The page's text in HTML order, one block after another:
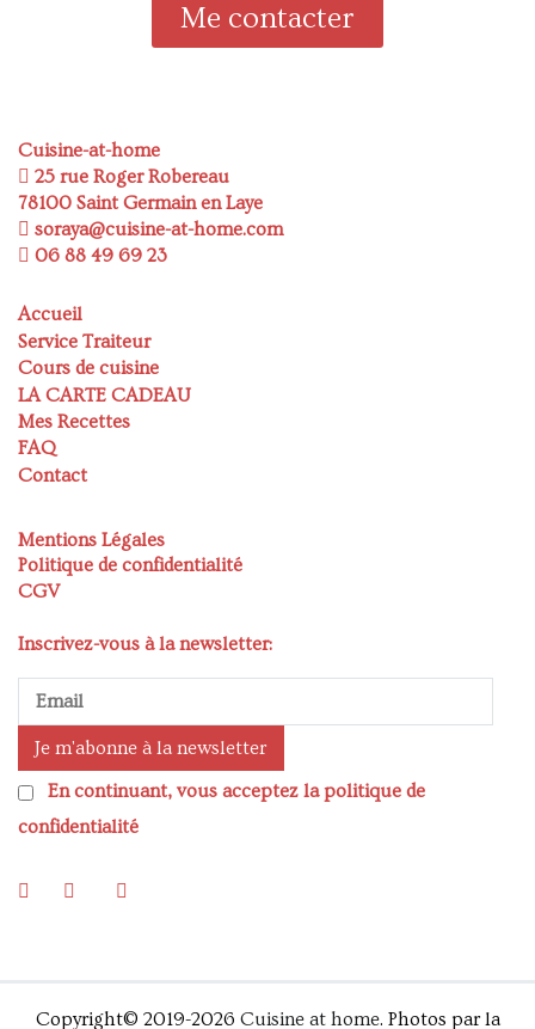
Me contacter
Cuisine-at-home
25 rue Roger Robereau
78100 Saint Germain en Laye
soraya@cuisine-at-home.com
06 88 49 69 23
Accueil
Service Traiteur
Cours de cuisine
LA CARTE CADEAU
Mes Recettes
FAQ
Contact
Mentions Légales
Politique de confidentialité
CGV
Inscrivez-vous à la newsletter:
En continuant, vous acceptez la politique de
confidentialité
Copyright© 2019-2026 Cuisine at home. Photos par la